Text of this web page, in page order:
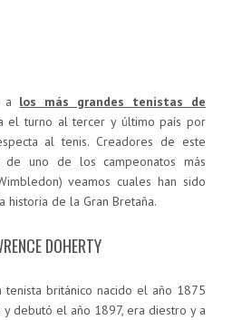
a los más grandes tenistas de
el turno al tercer y último país por
al tenis. Creadores de este
uno de los campeonatos más
veamos cuales han sido
de la Gran Bretaña.
DOHERTY
tenista británico nacido el año 1875
debutó el año 1897, era diestro y a